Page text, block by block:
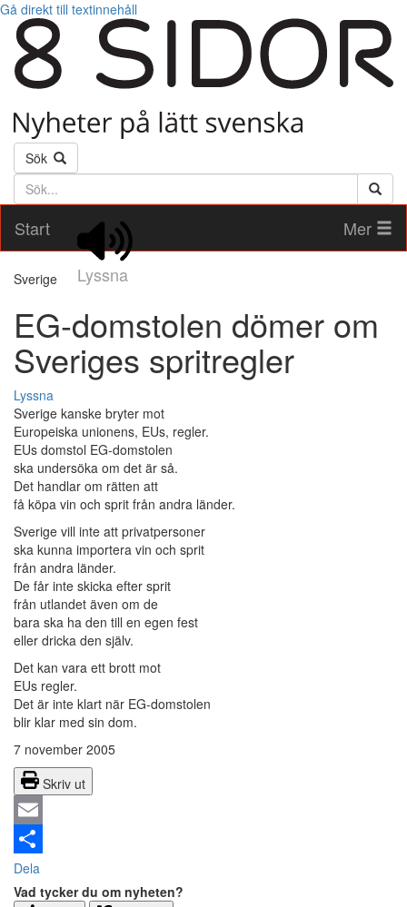
Gå direkt till textinnehåll
Sök
Söktext
Start
Lyssna
Mer
Sverige
EG-domstolen dömer om
Sveriges spritregler
Lyssna
Sverige kanske bryter mot
Europeiska unionens, EUs, regler.
EUs domstol EG-domstolen
ska undersöka om det är så.
Det handlar om rätten att
få köpa vin och sprit från andra länder.
Sverige vill inte att privatpersoner
ska kunna importera vin och sprit
från andra länder.
De får inte skicka efter sprit
från utlandet även om de
bara ska ha den till en egen fest
eller dricka den själv.
Det kan vara ett brott mot
EUs regler.
Det är inte klart när EG-domstolen
blir klar med sin dom.
7 november 2005
Skriv ut
Email
Dela
Vad tycker du om nyheten?